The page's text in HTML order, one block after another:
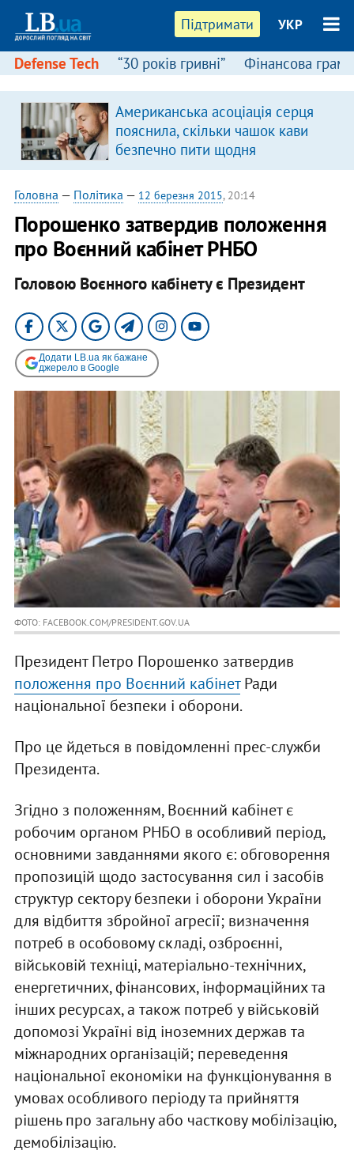
Підтримати УКР
Defense Tech “30 років гривні” Фінансова
Американська асоціація серця
пояснила, скільки чашок кави
безпечно пити щодня
Головна — Політика — 12 березня 2015, 20:14
Порошенко затвердив положення
про Воєнний кабінет РНБО
Головою Воєнного кабінету є Президент
Додати LB.ua як бажане
джерело в Google
ФОТО: FACEBOOK.COM/PRESIDENT.GOV.UA
Президент Петро Порошенко затвердив
положення про Воєнний кабінетРади
національної безпеки і оборони.
Про це йдеться в повідомленні прес-служби
Президента.
Згідно з положенням, Воєнний кабінет є
робочим органом РНБО в особливий період,
основними завданнями якого є: обговорення
пропозицій щодо застосування сил і засобів
структур сектору безпеки і оборони України
для відбиття збройної агресії; визначення
потреб в особовому складі, озброєнні,
військовій техніці, матеріально-технічних,
енергетичних, фінансових, інформаційних та
інших ресурсах, а також потреб у військовій
допомозі Україні від іноземних держав та
міжнародних організацій; переведення
національної економіки на функціонування в
умовах особливого періоду та прийняття
рішень про загальну або часткову мобілізацію,
демобілізацію.